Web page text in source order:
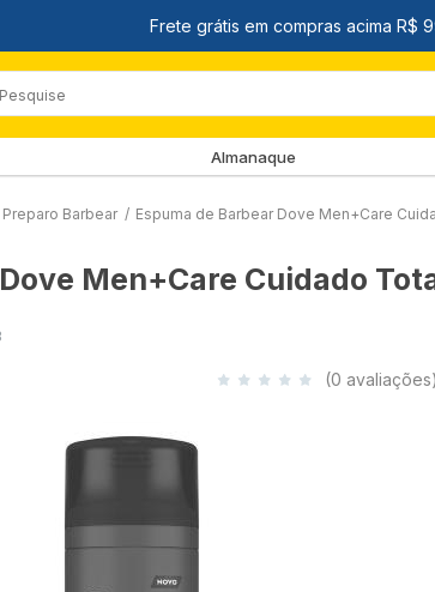
Almanaque
Preparo Barbear / Espuma de Barbear Dove Men+Care
Men+Care Cuidado
(0 avaliações)